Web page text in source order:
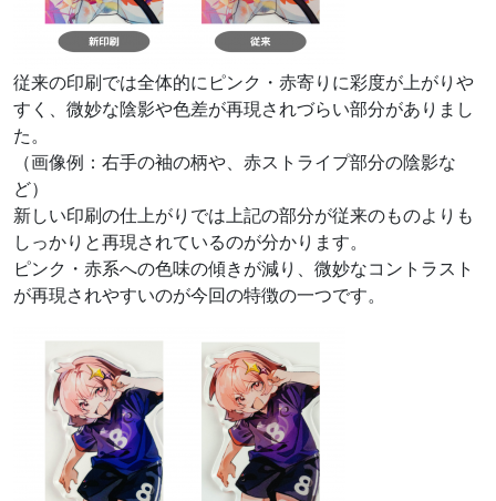
従来の印刷では全体的にピンク・赤寄りに彩度が上がりや
すく、微妙な陰影や色差が再現されづらい部分がありまし
た。
（画像例：右手の袖の柄や、赤ストライプ部分の陰影な
ど）
新しい印刷の仕上がりでは上記の部分が従来のものよりも
しっかりと再現されているのが分かります。
ピンク・赤系への色味の傾きが減り、微妙なコントラスト
が再現されやすいのが今回の特徴の一つです。